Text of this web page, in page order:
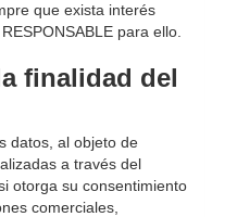
que exista interés
para ello.
finalidad del
datos, al objeto de
a través del
otorga su consentimiento
comerciales,